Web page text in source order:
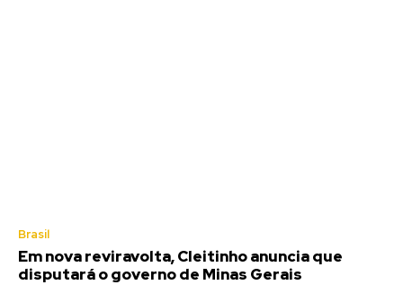
Brasil
Em nova reviravolta, Cleitinho anuncia que
disputará o governo de Minas Gerais